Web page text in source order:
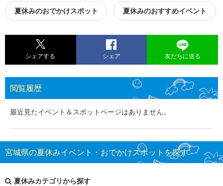
夏休みのおでかけスポット 夏休みのおすすめイベント
シェアする シェア 友だちに送る
閲覧履歴
最近見たイベント＆スポットページはありません。
宮城県の夏休みイベント・おでかけスポットを探す
夏休みカテゴリから探す